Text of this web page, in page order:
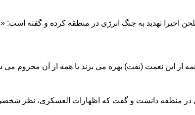
اخیرا تهدید به جنگ انرژی در منطقه کرده و گفته
از این نعمت (نفت) بهره می برند یا همه از آن محروم می
در منطقه دانست و گفت که اظهارات العسکری، نظر